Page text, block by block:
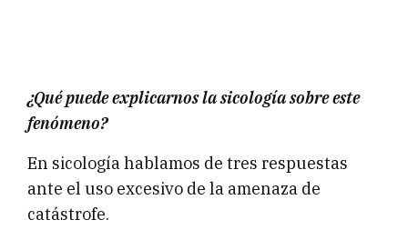
¿Qué puede explicarnos la sicología sobre este
fenómeno?
En sicología hablamos de tres respuestas
ante el uso excesivo de la amenaza de
catástrofe.